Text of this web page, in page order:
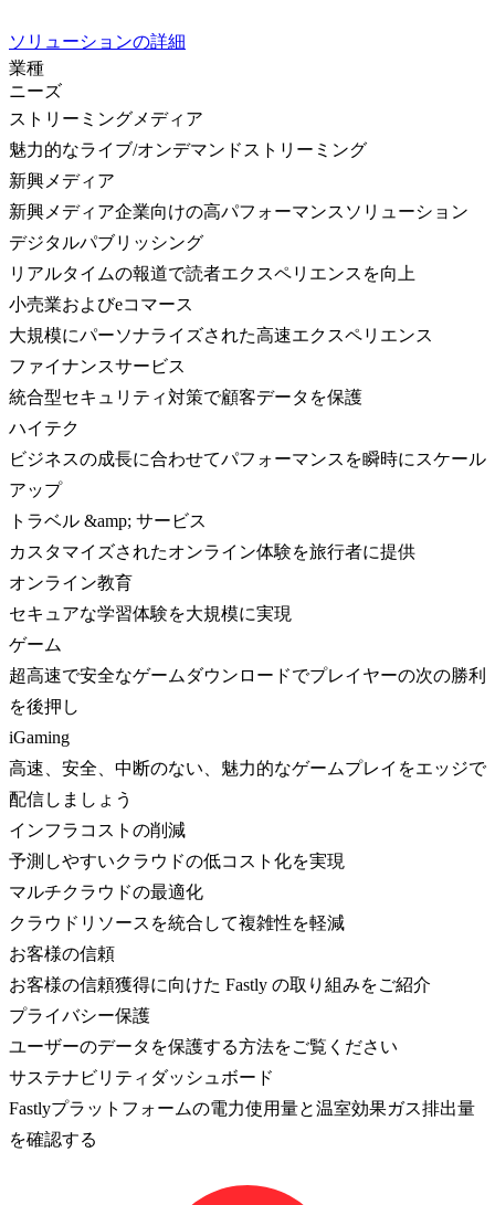
ソリューションの詳細
業種
ニーズ
ストリーミングメディア
魅力的なライブ/オンデマンドストリーミング
新興メディア
新興メディア企業向けの高パフォーマンスソリューション
デジタルパブリッシング
リアルタイムの報道で読者エクスペリエンスを向上
小売業およびeコマース
大規模にパーソナライズされた高速エクスペリエンス
ファイナンスサービス
統合型セキュリティ対策で顧客データを保護
ハイテク
ビジネスの成長に合わせてパフォーマンスを瞬時にスケール
アップ
トラベル &amp; サービス
カスタマイズされたオンライン体験を旅行者に提供
オンライン教育
セキュアな学習体験を大規模に実現
ゲーム
超高速で安全なゲームダウンロードでプレイヤーの次の勝利
を後押し
iGaming
高速、安全、中断のない、魅力的なゲームプレイをエッジで
配信しましょう
インフラコストの削減
予測しやすいクラウドの低コスト化を実現
マルチクラウドの最適化
クラウドリソースを統合して複雑性を軽減
お客様の信頼
お客様の信頼獲得に向けた Fastly の取り組みをご紹介
プライバシー保護
ユーザーのデータを保護する方法をご覧ください
サステナビリティダッシュボード
Fastlyプラットフォームの電力使用量と温室効果ガス排出量
を確認する